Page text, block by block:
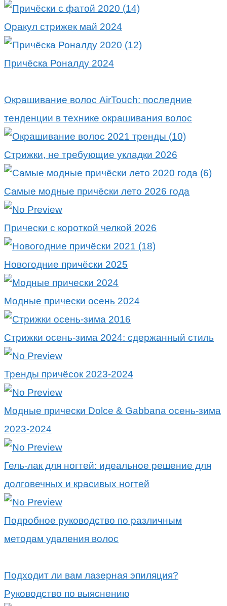
Оракул стрижек май 2024
Причёска Роналду 2024
Окрашивание волос AirTouch: последние
тенденции в технике окрашивания волос
Стрижки, не требующие укладки 2026
Самые модные причёски лето 2026 года
Прически с короткой челкой 2026
Новогодние причёски 2025
Модные прически осень 2024
Стрижки осень-зима 2024: сдержанный стиль
Тренды причёсок 2023-2024
Модные прически Dolce & Gabbana осень-зима
2023-2024
Гель-лак для ногтей: идеальное решение для
долговечных и красивых ногтей
Подробное руководство по различным
методам удаления волос
Подходит ли вам лазерная эпиляция?
Руководство по выяснению